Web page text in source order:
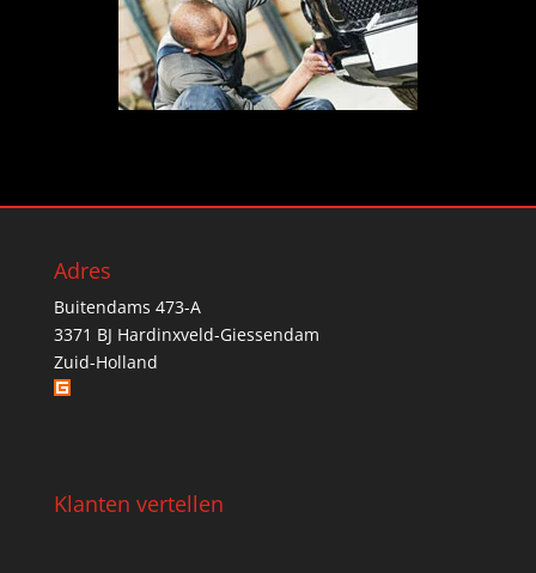
Adres
Buitendams 473-A
3371 BJ Hardinxveld-Giessendam
Zuid-Holland
Klanten vertellen